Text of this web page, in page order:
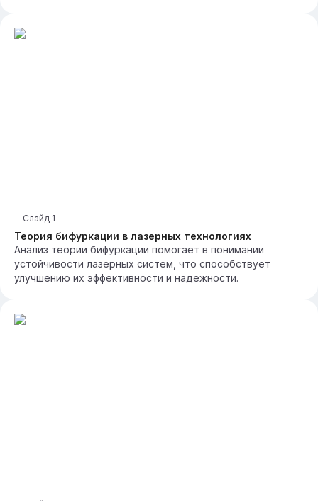
Теория бифуркации в лазерных технологиях
Слайд 1
Анализ теории бифуркации помогает в понимании
устойчивости лазерных систем, что способствует
улучшению их эффективности и надежности.